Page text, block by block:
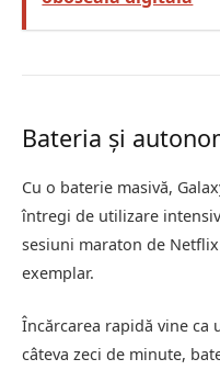
Bateria și
Cu o baterie masivă,
întregi de utilizare
sesiuni maraton de
exemplar.
Încărcarea rapidă vine ca
câteva zeci de minute,